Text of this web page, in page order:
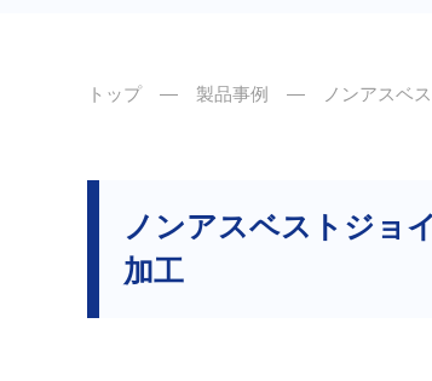
トップ― 製品事例 ― ノンアスベス
ノンアスベストジ
加工